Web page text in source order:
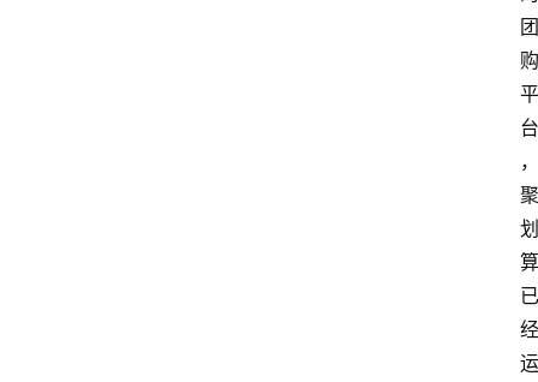
团
购
平
台
，
聚
划
算
已
经
运